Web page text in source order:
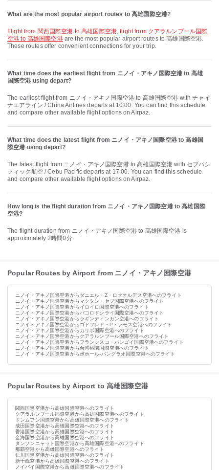
What are the most popular airport routes to 高雄国際空港?
flight from 関西国際空港 to 高雄国際空港,flight from クアラルンプール国際
空港 to 高雄国際空港are the most popular airport routes to 高雄国際空港.
These routes offer convenient connections for your trip.
What time does the earliest flight from ニノイ・アキノ国際空港 to 高雄
国際空港 using depart?
The earliest flight from ニノイ・アキノ国際空港 to 高雄国際空港 with チャイ
ナエアライン / China Airlines departs at 10:00. You can find this schedule
and compare other available flight options on Airpaz.
What time does the latest flight from ニノイ・アキノ国際空港 to 高雄国
際空港 using depart?
The latest flight from ニノイ・アキノ国際空港 to 高雄国際空港 with セブパシ
フィック航空 / Cebu Pacific departs at 17:00. You can find this schedule
and compare other available flight options on Airpaz.
How long is the flight duration from ニノイ・アキノ国際空港 to 高雄国際
空港?
The flight duration from ニノイ・アキノ国際空港 to 高雄国際空港 is
approximately 2時間0分.
Popular Routes by Airport from ニノイ・アキノ国際空港
ニノイ・アキノ国際空港からダニエル・Z・ロマオルデス空港へのフライト
ニノイ・アキノ国際空港からマクタン・セブ国際空港へのフライト
ニノイ・アキノ国際空港からイロイロ国際空港へのフライト
ニノイ・アキノ国際空港からバコロドシライ国際空港へのフライト
ニノイ・アキノ国際空港からラギンディンガン空港へのフライト
ニノイ・アキノ国際空港からゴドフレド・P・ラモス空港へのフライト
ニノイ・アキノ国際空港からカリボ国際空港へのフライト
ニノイ・アキノ国際空港からクアラルンプール国際空港へのフライト
ニノイ・アキノ国際空港からフランシスコ・バンゴイ国際空港へのフライト
ニノイ・アキノ国際空港から台湾桃園国際空港へのフライト
ニノイ・アキノ国際空港からボホール-パングラオ国際空港へのフライト
Popular Routes by Airport to 高雄国際空港
関西国際空港から高雄国際空港へのフライト
クアラルンプール国際空港から高雄国際空港へのフライト
ドンムアン国際空港から高雄国際空港へのフライト
成田国際空港から高雄国際空港へのフライト
香港国際空港から高雄国際空港へのフライト
金海国際空港から高雄国際空港へのフライト
タンソンニャット国際空港から高雄国際空港へのフライト
那覇空港から高雄国際空港へのフライト
仁川国際空港から高雄国際空港へのフライト
新千歳空港から高雄国際空港へのフライト
ノイバイ国際空港から高雄国際空港へのフライト